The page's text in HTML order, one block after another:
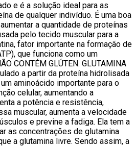
e é a solução ideal para as
de qualquer indivíduo. É uma boa
a quantidade de proteínas
pelo tecido muscular para a
fator importante na formação de
que funciona como um
CONTÉM GLÚTEN. GLUTAMINA
a partir da proteína hidrolisada
aminoácido importante para o
celular, aumentando a
a potência e resistência,
muscular, aumenta a velocidade
e previne a fadiga. Ela tem a
as concentrações de glutamina
a glutamina livre. Sendo assim, a